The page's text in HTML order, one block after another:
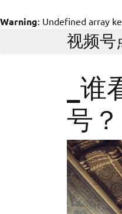
Warning: Undefined array
视频号
_
号？